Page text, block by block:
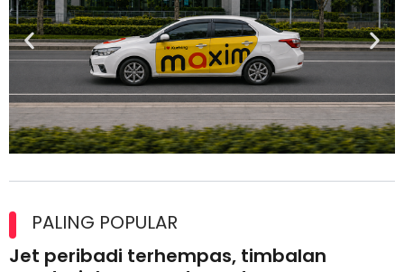
lesen separuh pertama 2026
PALING POPULAR
Jet peribadi terhempas, timbalan